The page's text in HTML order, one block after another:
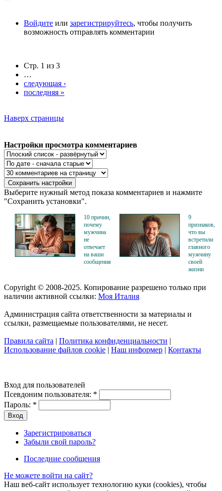
Войдите или зарегистрируйтесь, чтобы получить
возможность отправлять комментарии
Стр. 1 из 3
…
следующая ›
последняя »
Наверх страницы
Настройки просмотра комментариев
Выберите нужный метод показа комментариев и нажмите
"Сохранить установки".
10 причин,
почему
мужчина
не
отвечает
на ваши
сообщения
9
признаков,
что вы
встретили
главного
мужчину
своей
жизни
Copyright © 2008-2025. Копирование разрешено только при
наличии активной ссылки: Моя Италия
Администрация сайта ответственности за материалы и
ссылки, размещаемые пользователями, не несет.
Правила сайта | Политика конфиденциальности |
Использование файлов cookie | Наш информер | Контакты
Вход для пользователей
Псевдоним пользователя: *
Пароль: *
Зарегистрироваться
Забыли свой пароль?
Последние сообщения
Не можете войти на сайт?
Наш веб-сайт использует технологию куки (cookies), чтобы